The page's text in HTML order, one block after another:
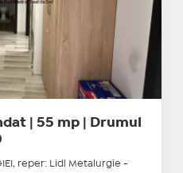
| 55 mp | Drumul
reper: Lidl Metalurgie -